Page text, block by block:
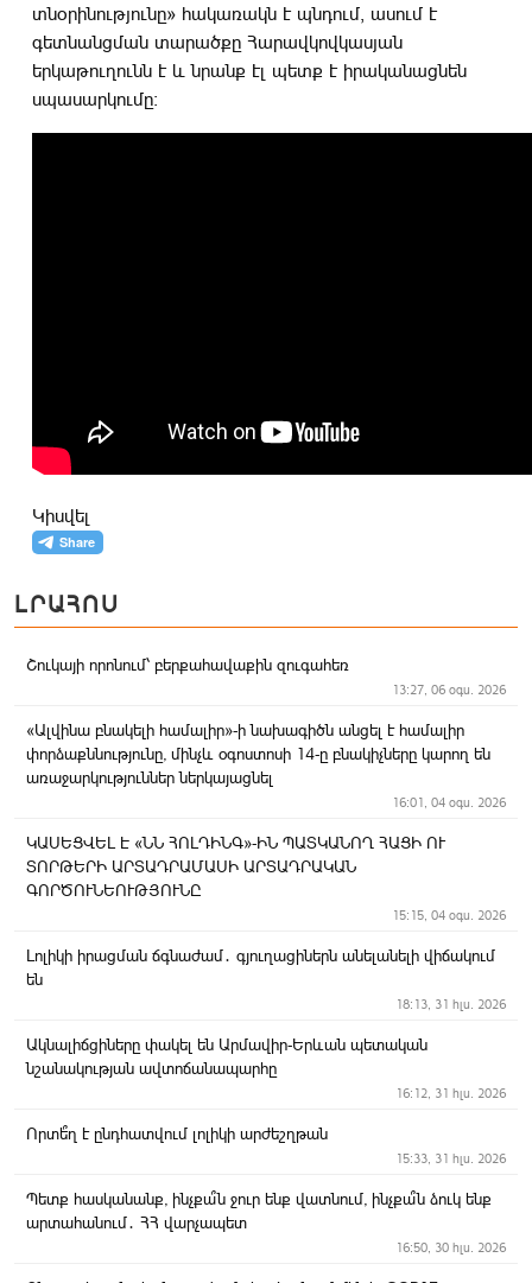
տնօրինությունը» հակառակն է պնդում, ասում է
գետնանցման տարածքը Հարավկովկասյան
երկաթուղունն է և նրանք էլ պետք է իրականացնեն
սպասարկումը:
Կիսվել
ԼՐԱՀՈՍ
Շուկայի որոնում՝ բերքահավաքին զուգահեռ
13:27, 06 օգս. 2026
«Ալվինա բնակելի համալիր»-ի նախագիծն անցել է համալիր
փորձաքննությունը, մինչև օգոստոսի 14-ը բնակիչները կարող են
առաջարկություններ ներկայացնել
16:01, 04 օգս. 2026
ԿԱՍԵՑՎԵԼ Է «ՆՆ ՀՈԼԴԻՆԳ»-ԻՆ ՊԱՏԿԱՆՈՂ ՀԱՑԻ ՈՒ
ՏՈՐԹԵՐԻ ԱՐՏԱԴՐԱՄԱՍԻ ԱՐՏԱԴՐԱԿԱՆ
ԳՈՐԾՈՒՆԵՈՒԹՅՈՒՆԸ
15:15, 04 օգս. 2026
Լոլիկի իրացման ճգնաժամ․ գյուղացիներն անելանելի վիճակում
են
18:13, 31 հլս. 2026
Ակնալիճցիները փակել են Արմավիր-Երևան պետական
նշանակության ավտոճանապարհը
16:12, 31 հլս. 2026
Որտե՞ղ է ընդհատվում լոլիկի արժեշղթան
15:33, 31 հլս. 2026
Պետք հասկանանք, ինչքա՞ն ջուր ենք վատնում, ինչքա՞ն ձուկ ենք
արտահանում․ ՀՀ վարչապետ
16:50, 30 հլս. 2026